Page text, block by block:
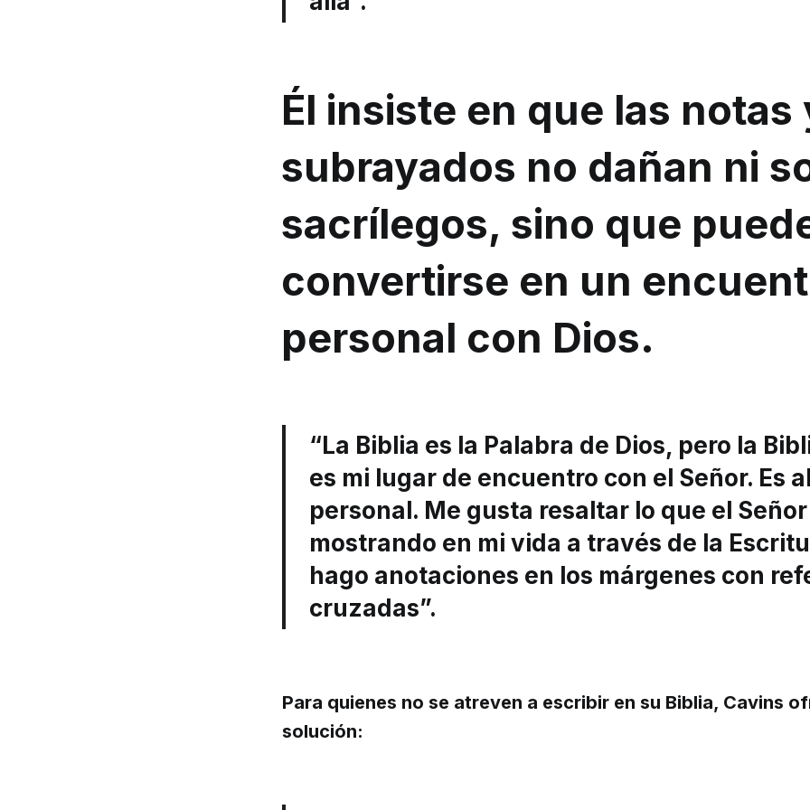
Él insiste en que las notas
subrayados no dañan ni
sacrílegos, sino que
convertirse en un
personal con Dios.
“La Biblia es la Palabra de Dios, pero la
es mi lugar de encuentro con el Señor. Es
personal. Me gusta resaltar lo que el
mostrando en mi vida a través de la
hago anotaciones en los márgenes con
cruzadas”.
Para quienes no se atreven a escribir en su Biblia, Cavins
solución: